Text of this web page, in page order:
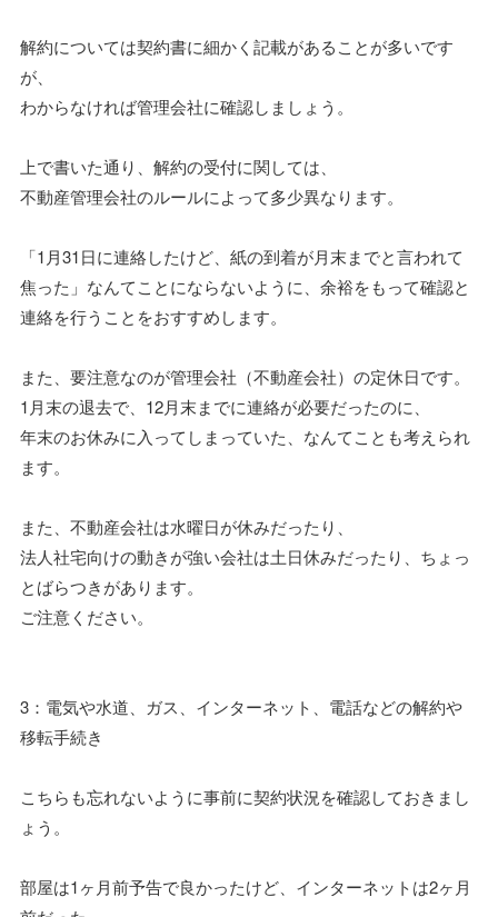
解約については契約書に細かく記載があることが多いです
が、
わからなければ管理会社に確認しましょう。
上で書いた通り、解約の受付に関しては、
不動産管理会社のルールによって多少異なります。
「1月31日に連絡したけど、紙の到着が月末までと言われて
焦った」なんてことにならないように、余裕をもって確認と
連絡を行うことをおすすめします。
また、要注意なのが管理会社（不動産会社）の定休日です。
1月末の退去で、12月末までに連絡が必要だったのに、
年末のお休みに入ってしまっていた、なんてことも考えられ
ます。
また、不動産会社は水曜日が休みだったり、
法人社宅向けの動きが強い会社は土日休みだったり、ちょっ
とばらつきがあります。
ご注意ください。
3：電気や水道、ガス、インターネット、電話などの解約や
移転手続き
こちらも忘れないように事前に契約状況を確認しておきまし
ょう。
部屋は1ヶ月前予告で良かったけど、インターネットは2ヶ月